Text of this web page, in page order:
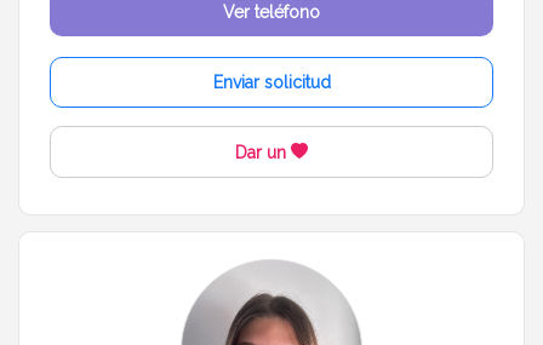
Ver teléfono
Enviar solicitud
Dar un